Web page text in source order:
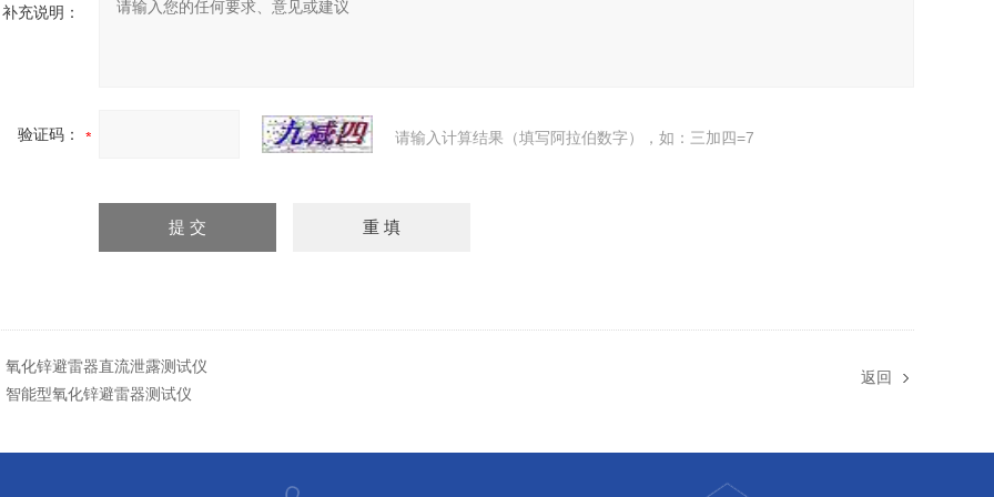
补充说明：
验证码： 请输入计算结果（填写阿拉伯数字），如：三加四=7
氧化锌避雷器直流泄露测试仪
智能型氧化锌避雷器测试仪
返回